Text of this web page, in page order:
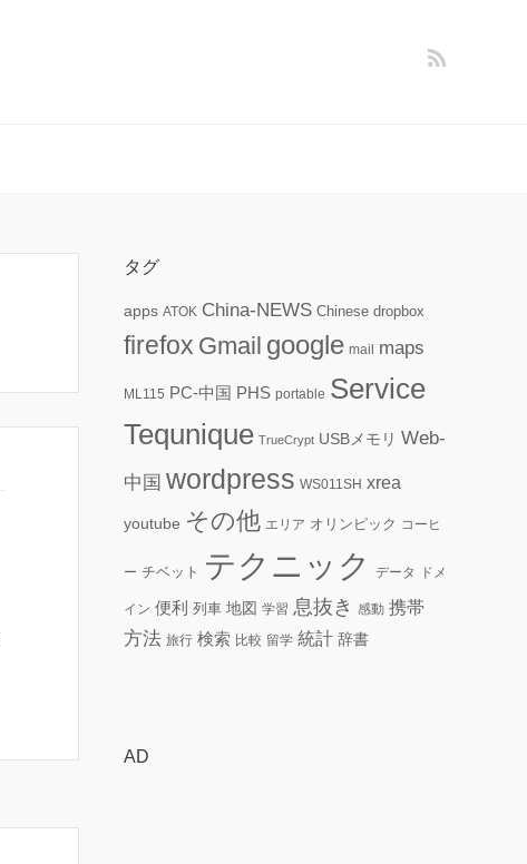
タグ
apps ATOK China-NEWS Chinese dropbox
firefox Gmail google mail maps
ML115 PC-中国 PHS portable Service
Tequnique TrueCrypt USBメモリ Web-
中国 wordpress WS011SH xrea
youtube その他 エリア オリンピック コーヒ
ー チベット テクニック データ ドメ
イン 便利 列車 地図 学習 息抜き 感動 携帯
方法 旅行 検索 比較 留学 統計 辞書
AD